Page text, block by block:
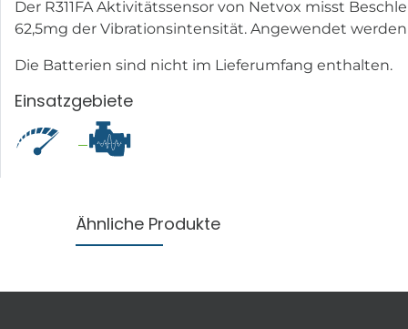
Der R311FA Aktivitätssensor von Netvox misst
62,5mg der Vibrationsintensität. Angewendet
Die Batterien sind nicht im Lieferumfang enthalten.
Einsatzgebiete
Ähnliche Produkte